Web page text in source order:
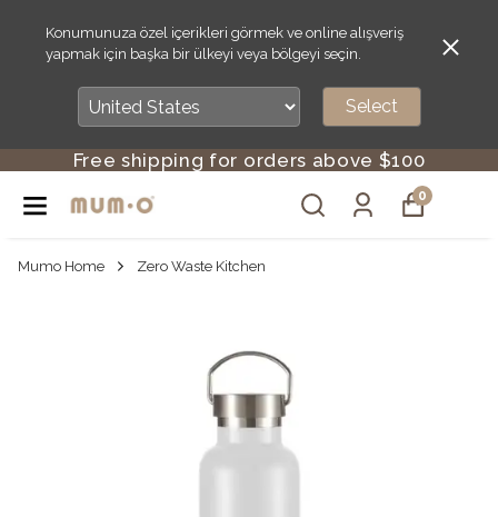
Konumunuza özel içerikleri görmek ve online alışveriş
yapmak için başka bir ülkeyi veya bölgeyi seçin.
Select
Free shipping for orders above $100
0
Mumo Home Zero Waste Kitchen